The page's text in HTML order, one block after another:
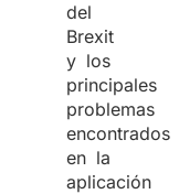
del
Brexit
y los
principales
problemas
encontrados
en la
aplicación